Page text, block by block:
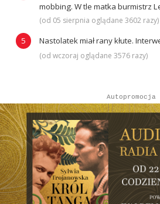
mobbing. W tle matka burmistrz
(od 05 sierpnia oglądane 3602 razy)
Nastolatek miał rany kłute.
(od wczoraj oglądane 3576 razy)
Autopromocja